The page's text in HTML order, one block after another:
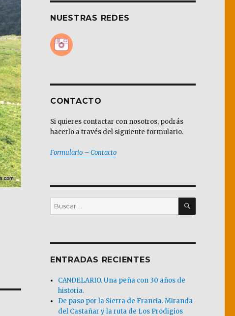
NUESTRAS REDES
CONTACTO
Si quieres contactar con nosotros, podrás
hacerlo a través del siguiente formulario.
Formulario – Contacto
Buscar
por:
BUSCAR
ENTRADAS RECIENTES
CANDELARIO. Una peña con 30 años de
historia.
De paso por la Sierra de Francia. Miranda
del Castañar y la ruta de Los Prodigios